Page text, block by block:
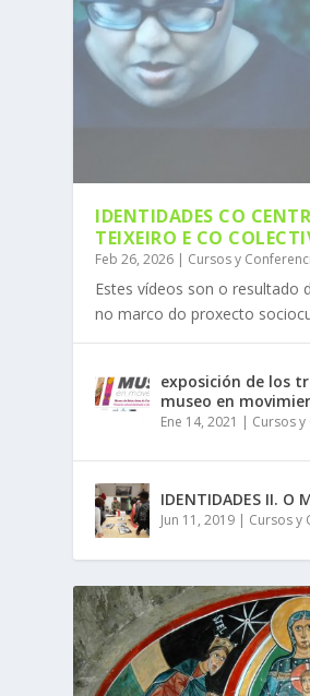
UN MUSEO EN
A CORUÑA. UNA
CIRCUITO
IDENTIDADES CO
IDENTIDADES CO
TEIXEIRO E CO
Feb 26, 2026 | Cursos y
Estes vídeos son o resultado
no marco do proxecto
exposición de los
museo en
Ene 14, 2021 | Cursos
IDENTIDADES II. O
Jun 11, 2019 | Cursos y